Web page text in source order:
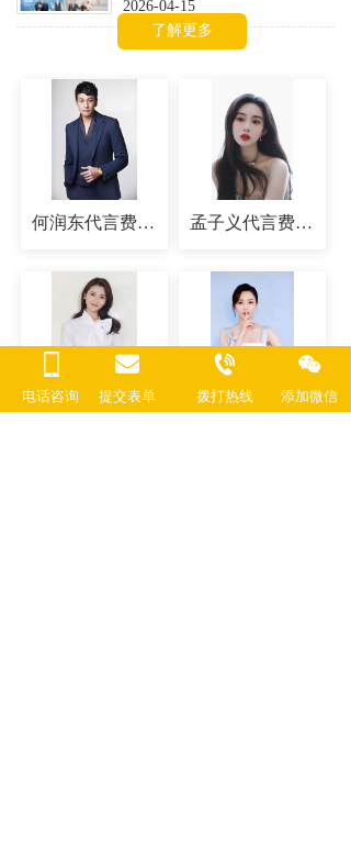
2026-04-15
了解更多
何润东代言费-出场费-翻包授权价格 孟子义代言费-出场费-翻包授权价格
刘涛代言费-出场费-翻包授权价格 佟丽娅代言费-出场费-翻包授权价格
拨打热线
电话咨询 提交表单 添加微信